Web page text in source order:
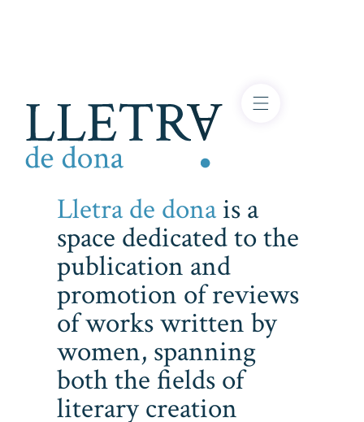
Lletra de donais a
space dedicated to the
publication and
promotion of reviews
of works written by
women, spanning
both the fields of
literary creation